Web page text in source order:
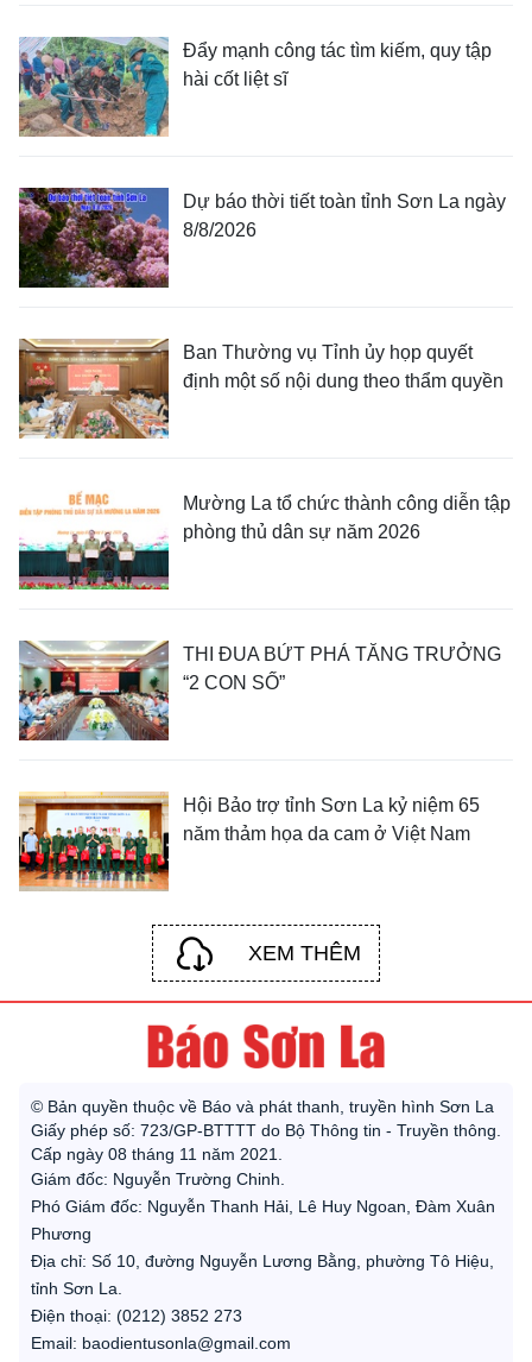
Đẩy mạnh công tác tìm kiếm, quy tập
hài cốt liệt sĩ
Dự báo thời tiết toàn tỉnh Sơn La ngày
8/8/2026
Ban Thường vụ Tỉnh ủy họp quyết
định một số nội dung theo thẩm quyền
Mường La tổ chức thành công diễn tập
phòng thủ dân sự năm 2026
THI ĐUA BỨT PHÁ TĂNG TRƯỞNG
“2 CON SỐ”
Hội Bảo trợ tỉnh Sơn La kỷ niệm 65
năm thảm họa da cam ở Việt Nam
XEM THÊM
© Bản quyền thuộc về Báo và phát thanh, truyền hình Sơn La
Giấy phép số: 723/GP-BTTTT do Bộ Thông tin - Truyền thông.
Cấp ngày 08 tháng 11 năm 2021.
Giám đốc: Nguyễn Trường Chinh.
Phó Giám đốc: Nguyễn Thanh Hải, Lê Huy Ngoan, Đàm Xuân
Phương
Địa chỉ: Số 10, đường Nguyễn Lương Bằng, phường Tô Hiệu,
tỉnh Sơn La.
Điện thoại: (0212) 3852 273
Email: baodientusonla@gmail.com